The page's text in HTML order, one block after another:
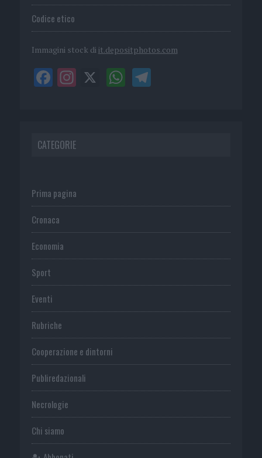
Codice etico
Immagini stock di it.depositphotos.com
CATEGORIE
Prima pagina
Cronaca
Economia
Sport
Eventi
Rubriche
Cooperazione e dintorni
Publiredazionali
Necrologie
Chi siamo